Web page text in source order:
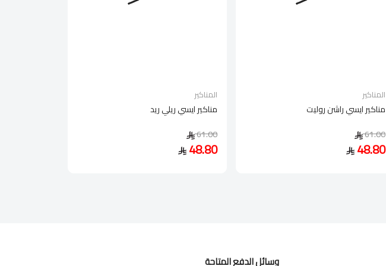
المناكير
مناكير ايسي ريلي ريد
61.00
48.80
المناكير
مناكير ايسي راشن روليت
61.00
48.80
وسائل الدفع المتاحة